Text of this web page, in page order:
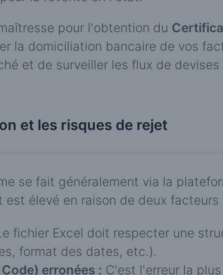
pour l'obtention du
la domiciliation bancaire de vos
et de surveiller les flux de
et les risques de rejet
se fait généralement via la
élevé en raison de deux facteurs
fichier Excel doit respecter une
format des dates, etc.).
erronées : C'est l'erreur la